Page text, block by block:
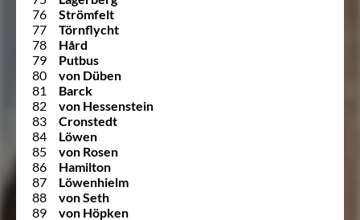
76
Strömfelt
77
Törnflycht
78
Hård
79
Putbus
80
von Düben
81
Barck
82
von Hessenstein
83
Cronstedt
84
Löwen
85
von Rosen
86
Hamilton
87
Löwenhielm
88
von Seth
89
von Höpken